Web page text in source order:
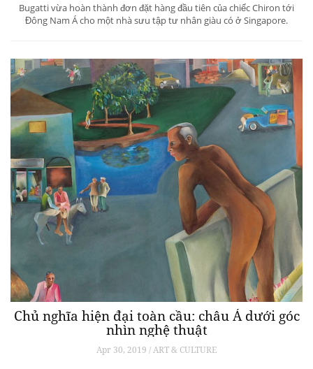
Bugatti vừa hoàn thành đơn đặt hàng đầu tiên của chiếc Chiron tới
Đông Nam Á cho một nhà sưu tập tư nhân giàu có ở Singapore.
Chủ nghĩa hiện đại toàn cầu: châu Á dưới góc
nhìn nghệ thuật
Apr 30, 2019 / ART & CULTURE